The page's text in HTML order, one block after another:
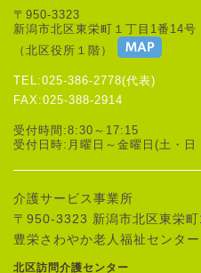
〒950-3323
新潟市北区東栄町１丁目1番14号
（北区役所１階）
TEL:025-386-2778(代表)
FAX:025-388-2914
受付時間:8:30～17:15
受付日時:月曜日～金曜日(土・日
介護サービス事業所
〒950-3323 新潟市北区東栄
豊栄さわやか老人福祉センター
北区訪問介護センター